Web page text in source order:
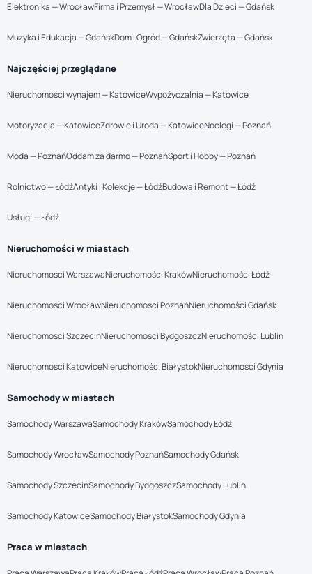
Elektronika — WrocławFirma i Przemysł — WrocławDla Dzieci — Gdańsk
Muzyka i Edukacja — GdańskDom i Ogród — GdańskZwierzęta — Gdańsk
Najczęściej przeglądane
Nieruchomości wynajem — KatowiceWypożyczalnia — Katowice
Motoryzacja — KatowiceZdrowie i Uroda — KatowiceNoclegi — Poznań
Moda — PoznańOddam za darmo — PoznańSport i Hobby — Poznań
Rolnictwo — ŁódźAntyki i Kolekcje — ŁódźBudowa i Remont — Łódź
Usługi — Łódź
Nieruchomości w miastach
Nieruchomości WarszawaNieruchomości KrakówNieruchomości Łódź
Nieruchomości WrocławNieruchomości PoznańNieruchomości Gdańsk
Nieruchomości SzczecinNieruchomości BydgoszczNieruchomości Lublin
Nieruchomości KatowiceNieruchomości BiałystokNieruchomości Gdynia
Samochody w miastach
Samochody WarszawaSamochody KrakówSamochody Łódź
Samochody WrocławSamochody PoznańSamochody Gdańsk
Samochody SzczecinSamochody BydgoszczSamochody Lublin
Samochody KatowiceSamochody BiałystokSamochody Gdynia
Praca w miastach